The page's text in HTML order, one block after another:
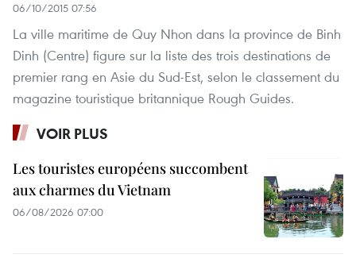
06/10/2015 07:56
La ville maritime de Quy Nhon dans la province de Binh
Dinh (Centre) figure sur la liste des trois destinations de
premier rang en Asie du Sud-Est, selon le classement du
magazine touristique britannique Rough Guides.
VOIR PLUS
Les touristes européens succombent
aux charmes du Vietnam
06/08/2026 07:00